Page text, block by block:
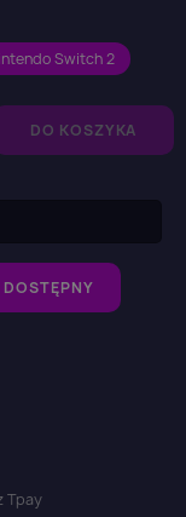
Switch 2
DO KOSZYKA
Tpay